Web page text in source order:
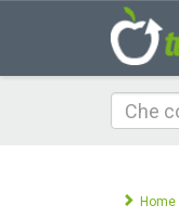
Che
corso
Home